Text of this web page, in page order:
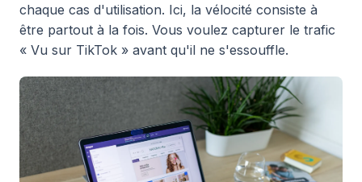
chaque cas d'utilisation. Ici, la vélocité consiste à
être partout à la fois. Vous voulez capturer le trafic
« Vu sur TikTok » avant qu'il ne s'essouffle.